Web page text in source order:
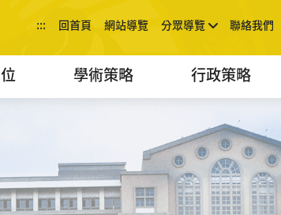
::: 回首頁 網站導覽 分眾導覽 聯絡我們
學術策略 行政策略